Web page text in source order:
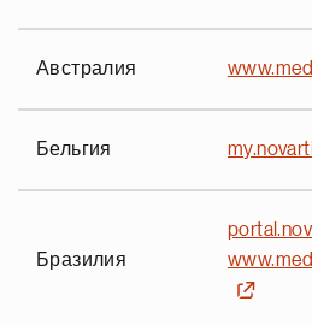
Австралия
Бельгия
Бразилия